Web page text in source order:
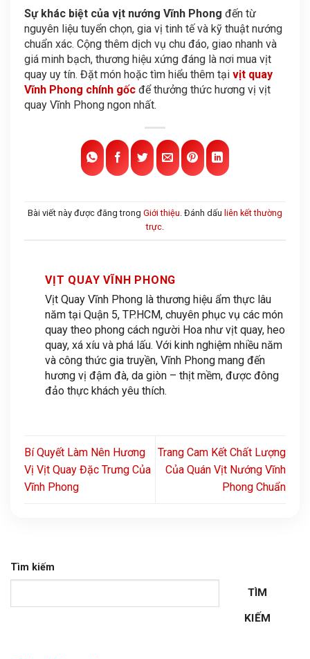
Sự khác biệt của vịt nướng Vĩnh Phong đến từ
nguyên liệu tuyển chọn, gia vị tinh tế và kỹ thuật nướng
chuẩn xác. Cộng thêm dịch vụ chu đáo, giao nhanh và
giá minh bạch, thương hiệu xứng đáng là nơi mua vịt
quay uy tín. Đặt món hoặc tìm hiểu thêm tại vịt quay
Vĩnh Phong chính gốc để thưởng thức hương vị vịt
quay Vĩnh Phong ngon nhất.
Bài viết này được đăng trong Giới thiệu. Đánh dấu liên kết thường
trực.
VỊT QUAY VĨNH PHONG
Vịt Quay Vĩnh Phong là thương hiệu ẩm thực lâu
năm tại Quận 5, TP.HCM, chuyên phục vụ các món
quay theo phong cách người Hoa như vịt quay, heo
quay, xá xíu và phá lấu. Với kinh nghiệm nhiều năm
và công thức gia truyền, Vĩnh Phong mang đến
hương vị đậm đà, da giòn – thịt mềm, được đông
đảo thực khách yêu thích.
Bí Quyết Làm Nên Hương
Vị Vịt Quay Đặc Trưng Của
Vĩnh Phong
Trang Cam Kết Chất Lượng
Của Quán Vịt Nướng Vĩnh
Phong Chuẩn
Tìm kiếm
TÌM
KIẾM